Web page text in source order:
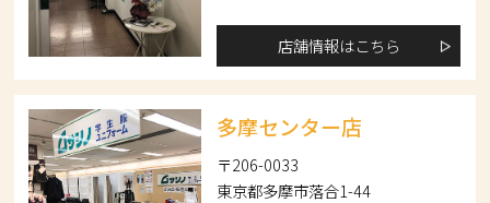
店舗情報はこちら
多摩センター店
〒206-0033
東京都多摩市落合1-44